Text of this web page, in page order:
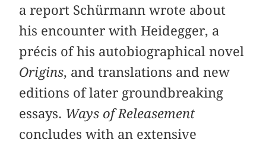
a report Schürmann wrote about
his encounter with Heidegger, a
précis of his autobiographical novel
Origins, and translations and new
editions of later groundbreaking
essays. Ways of Releasement
concludes with an extensive